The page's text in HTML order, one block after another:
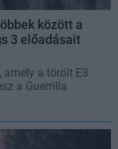
között a
3 előadásait
amely a törölt E3
a Guerrilla